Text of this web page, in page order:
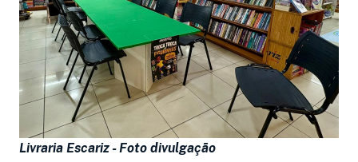
Livraria Escariz - Foto divulgação